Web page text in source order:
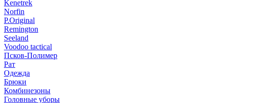
Kenetrek
Norfin
P.Original
Remington
Seeland
Voodoo tactical
Псков-Полимер
Рат
Одежда
Брюки
Комбинезоны
Головные уборы